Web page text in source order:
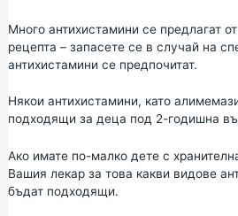
Много антихистамини се предлагат
рецепта – запасете се в случай на
антихистамини се предпочитат.
Някои антихистамини, като
подходящи за деца под 2-годишна
Ако имате по-малко дете с
Вашия лекар за това какви видове
бъдат подходящи.